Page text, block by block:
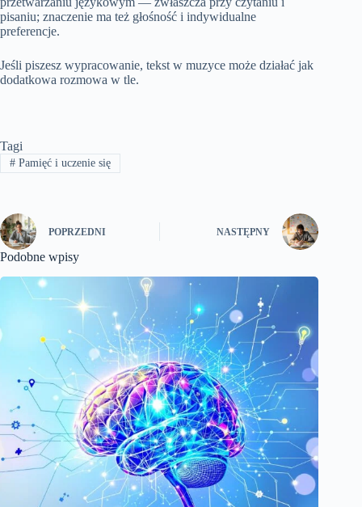
pisaniu; znaczenie ma też głośność i indywidualne
preferencje.
Jeśli piszesz wypracowanie, tekst w muzyce może działać jak
dodatkowa rozmowa w tle.
Tagi
#Pamięć i uczenie się
POPRZEDNI NASTĘPNY
Podobne wpisy